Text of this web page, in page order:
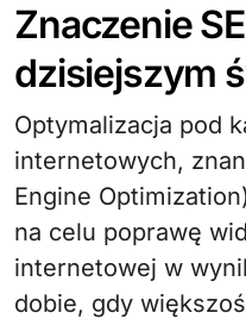
Znaczenie
dzisiejszym
Optymalizacja pod
internetowych,
Engine
na celu poprawę
internetowej w
dobie, gdy